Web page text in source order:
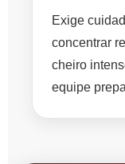
Exige
concentrar
cheiro
equipe